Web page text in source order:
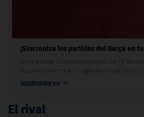
SUB8 B
Palmarés
Fotos
Infantil A
Entradas
Calendario
Actualidad
Campus Verano
PLUSICON
MÁS
Primer equipo
plusicon
más
¡Sincroniza los partidos del Barça en
REGÍSTRATE YA
FECHA DE PUBLICACIÓN
El rival